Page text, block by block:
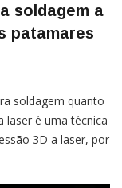
soldagem a
patamares
soldagem quanto
laser é uma técnica
3D a laser, por